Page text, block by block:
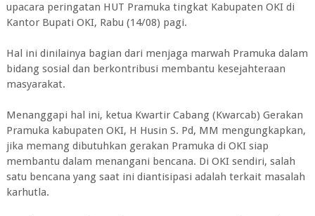
upacara peringatan HUT Pramuka tingkat Kabupaten OKI di
Kantor Bupati OKI, Rabu (14/08) pagi.
Hal ini dinilainya bagian dari menjaga marwah Pramuka dalam
bidang sosial dan berkontribusi membantu kesejahteraan
masyarakat.
Menanggapi hal ini, ketua Kwartir Cabang (Kwarcab) Gerakan
Pramuka kabupaten OKI, H Husin S. Pd, MM mengungkapkan,
jika memang dibutuhkan gerakan Pramuka di OKI siap
membantu dalam menangani bencana. Di OKI sendiri, salah
satu bencana yang saat ini diantisipasi adalah terkait masalah
karhutla.